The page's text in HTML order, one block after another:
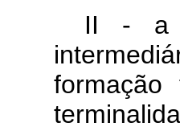
II - a